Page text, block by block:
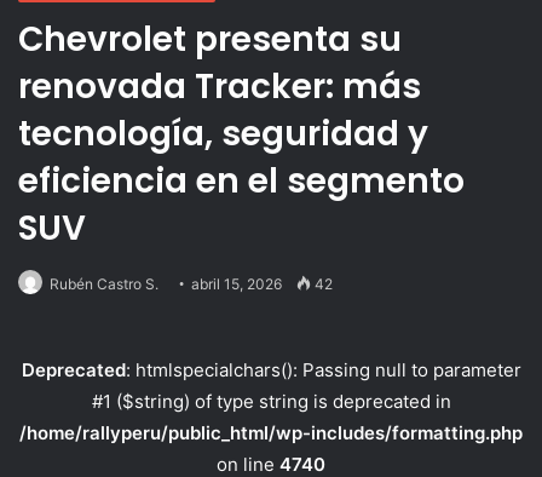
Chevrolet presenta su
renovada Tracker: más
tecnología, seguridad y
eficiencia en el segmento
SUV
Rubén Castro S. abril 15, 2026 42
Deprecated: htmlspecialchars(): Passing null to parameter
#1 ($string) of type string is deprecated in
/home/rallyperu/public_html/wp-includes/formatting.php
on line 4740